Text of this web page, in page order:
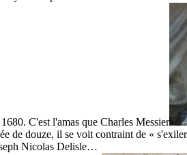
C'est l'amas que Charles Messier
de douze, il se voit contraint de «
Nicolas Delisle…